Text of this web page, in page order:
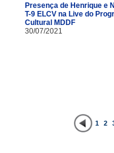
Presença de Henrique e
T-9 ELCV na Live do
Cultural MDDF
30/07/2021
1 2